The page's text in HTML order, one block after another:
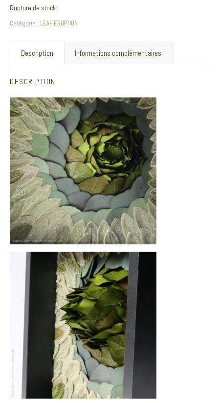
Rupture de stock
Catégorie : LEAF ERUPTION
Description Informations complémentaires
DESCRIPTION